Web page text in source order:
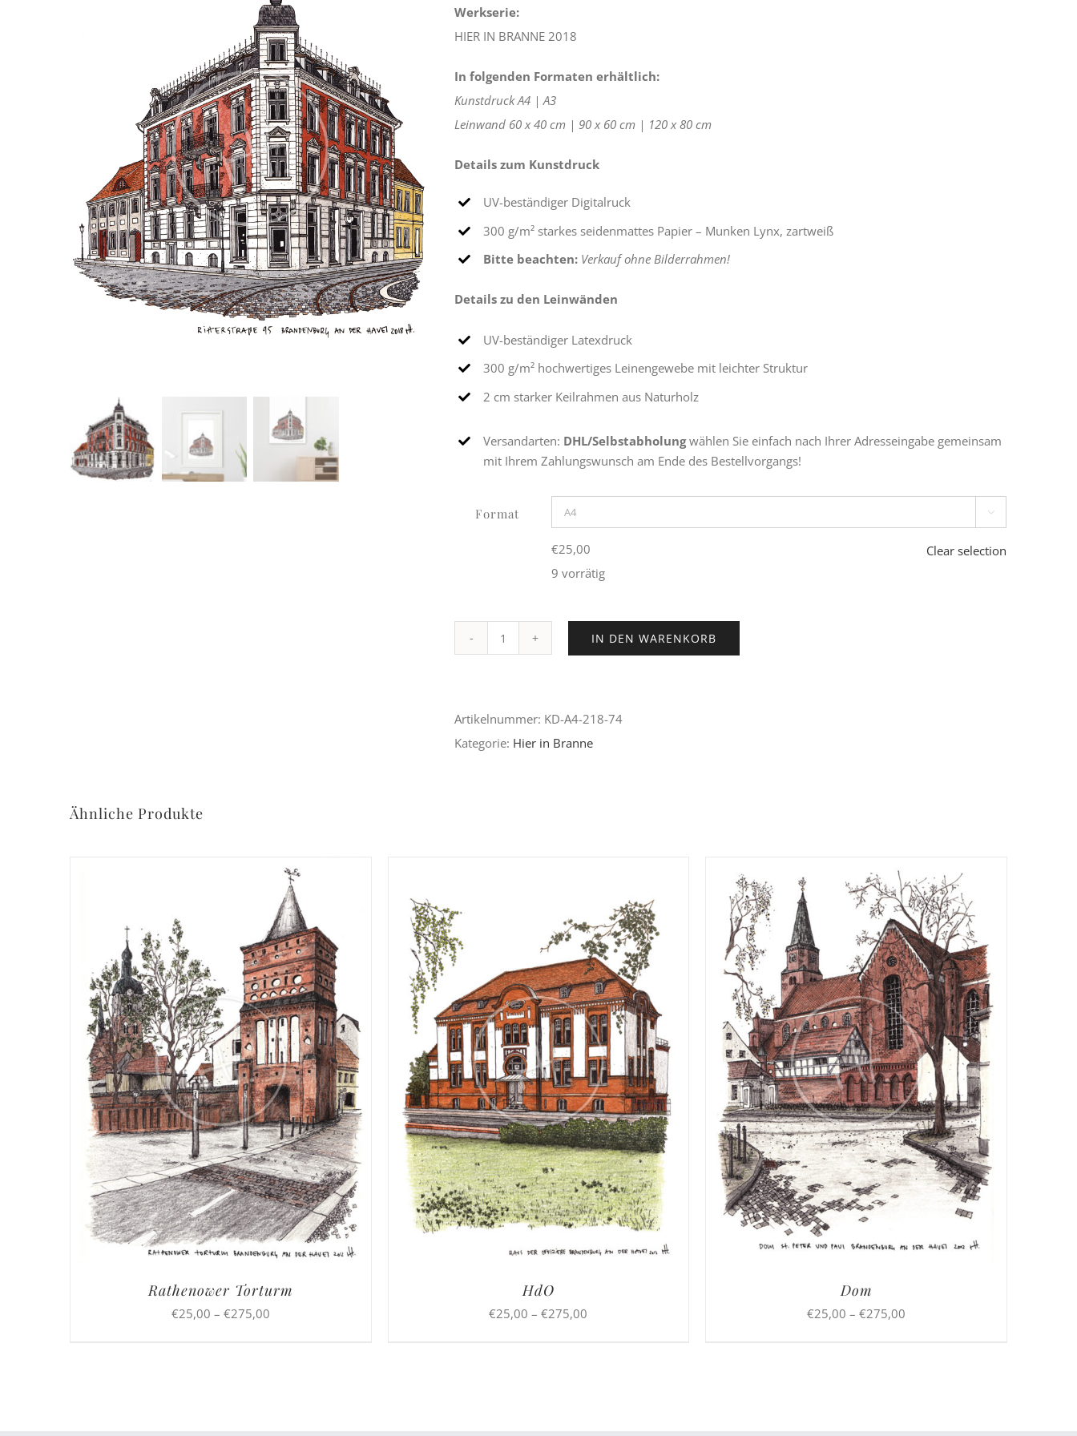
Werkserie:
HIER IN BRANNE 2018
In folgenden Formaten erhältlich:
KunstdruckA4 |A3
Leinwand 60 x 40 cm | 90 x 60 cm | 120 x 80 cm
Details zum Kunstdruck
UV-beständiger Digitalruck
300 g/m² starkes seidenmattes Papier – Munken Lynx, zartweiß
Bitte beachten: Verkauf ohne Bilderrahmen!
Details zu den Leinwänden
UV-beständiger Latexdruck
300 g/m² hochwertiges Leinengewebe mit leichter Struktur
2 cm starker Keilrahmen aus Naturholz
Versandarten: DHL/Selbstabholungwählen Sie einfach nach Ihrer Adresseingabe gemeinsam
mit Ihrem Zahlungswunsch am Ende des Bestellvorgangs!
Format 
€25,00
9 vorrätig
Clear selection
IN DEN WARENKORB
Artikelnummer: KD-A4-218-74
Kategorie: Hier in Branne
Ähnliche Produkte
WEIST
MEHRERE
VARIANTEN
AUF.
DIE
OPTIONEN
KÖNNEN
AUF
DER
PRODUKTSEITE
Rathenower Torturm
€25,00 – €275,00Preisspanne:
DIESES
PRODUKT
WEIST
MEHRERE
VARIANTEN
AUF.
DIE
OPTIONEN
KÖNNEN
AUF
DER
HdO
€25,00 –€275,00
DIESES
PRODUKT
WEIST
MEHRERE
VARIANTEN
AUF.
KÖNNEN
AUF
GEWÄHLT
Dom
€25,00 –€275,00